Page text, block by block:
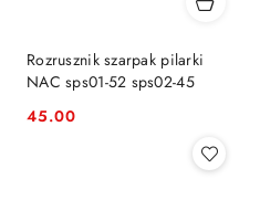
Rozrusznik szarpak pilarki
NAC sps01-52 sps02-45
Cena:
45.00